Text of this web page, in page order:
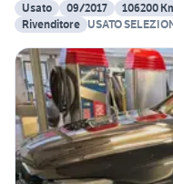
Usato
09/2017 106200
Rivenditore USATO